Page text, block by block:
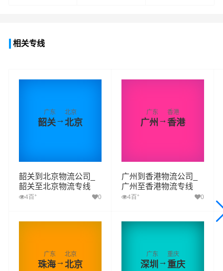
相关专线
广东
韶关→
北京
北京
韶关到北京物流公司_
韶关至北京物流专线
4百 + 0
广东
广州 →
香港
香港
广州到香港物流公司_
广州至香港物流专线
4百 + 0
广东
珠海→
北京
北京
广东
深圳→
重庆
重庆